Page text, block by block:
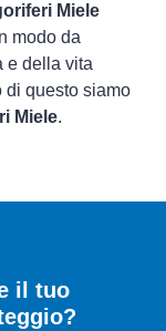
Miele
modo da
e della vita
di questo siamo
Miele.
il tuo
?